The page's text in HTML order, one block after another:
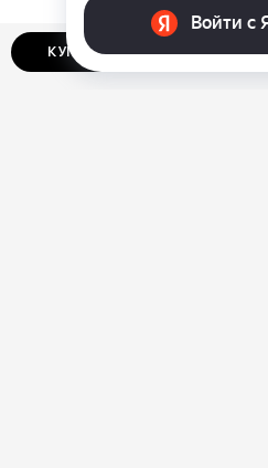
КУПИТЬ В ОДИН КЛИК
18 150